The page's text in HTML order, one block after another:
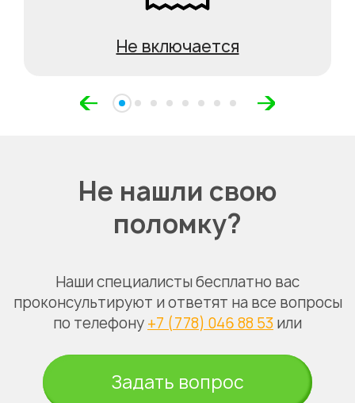
Не включается
Не нашли свою
поломку?
Наши специалисты бесплатно вас
проконсультируют и ответят на все вопросы
по телефону +7 (778) 046 88 53 или
Задать вопрос